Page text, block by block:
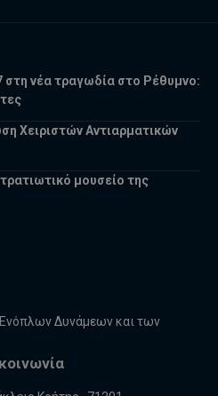
νέα τραγωδία στο Ρέθυμνο:
Χειριστών Αντιαρματικών
μουσείο της
Δυνάμεων και των